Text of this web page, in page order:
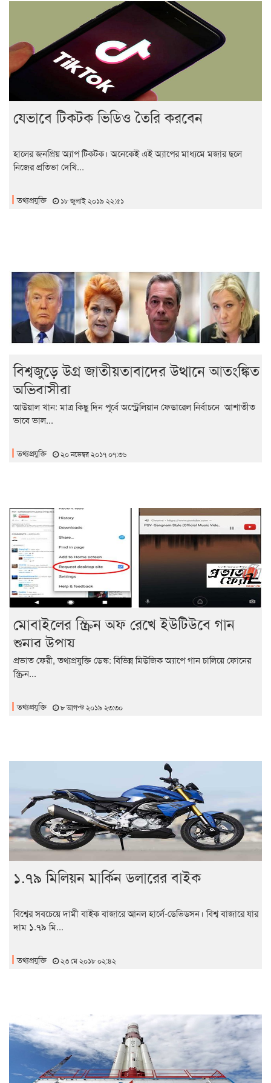
যেভাবে টিকটক ভিডিও তৈরি করবেন
হালের জনপ্রিয় অ্যাপ টিকটক। অনেকেই এই অ্যাপের মাধ্যমে মজার ছলে
নিজের প্রতিভা দেখি...
তথ্যপ্রযুক্তি ১৮ জুলাই ২০১৯ ২২:৫১
বিশ্বজুড়ে উগ্র জাতীয়তাবাদের উত্থানে আতংঙ্কিত
অভিবাসীরা
আউয়াল খান: মাত্র কিছু দিন পূর্বে অস্ট্রেলিয়ান ফেডারেল নির্বাচনে আশাতীত
ভাবে ভাল...
তথ্যপ্রযুক্তি ২০ নভেম্বর ২০১৭ ০৭:৩৬
মোবাইলের স্ক্রিন অফ রেখে ইউটিউবে গান
শুনার উপায়
প্রভাত ফেরী, তথ্যপ্রযুক্তি ডেস্ক: বিভিন্ন মিউজিক অ্যাপে গান চালিয়ে ফোনের
স্ক্রিন...
তথ্যপ্রযুক্তি ৮ আগস্ট ২০১৯ ২৩:৩০
১.৭৯ মিলিয়ন মার্কিন ডলারের বাইক
বিশ্বের সবচেয়ে দামী বাইক বাজারে আনল হার্লে-ডেভিডসন। বিশ্ব বাজারে যার
দাম ১.৭৯ মি...
তথ্যপ্রযুক্তি ২৩ মে ২০১৮ ০২:৪২